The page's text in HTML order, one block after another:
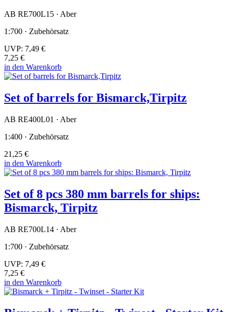
AB RE700L15 · Aber
1:700 · Zubehörsatz
UVP: 7,49 €
7,25 €
in den Warenkorb
Set of barrels for Bismarck,Tirpitz
AB RE400L01 · Aber
1:400 · Zubehörsatz
21,25 €
in den Warenkorb
Set of 8 pcs 380 mm barrels for ships:
Bismarck, Tirpitz
AB RE700L14 · Aber
1:700 · Zubehörsatz
UVP: 7,49 €
7,25 €
in den Warenkorb